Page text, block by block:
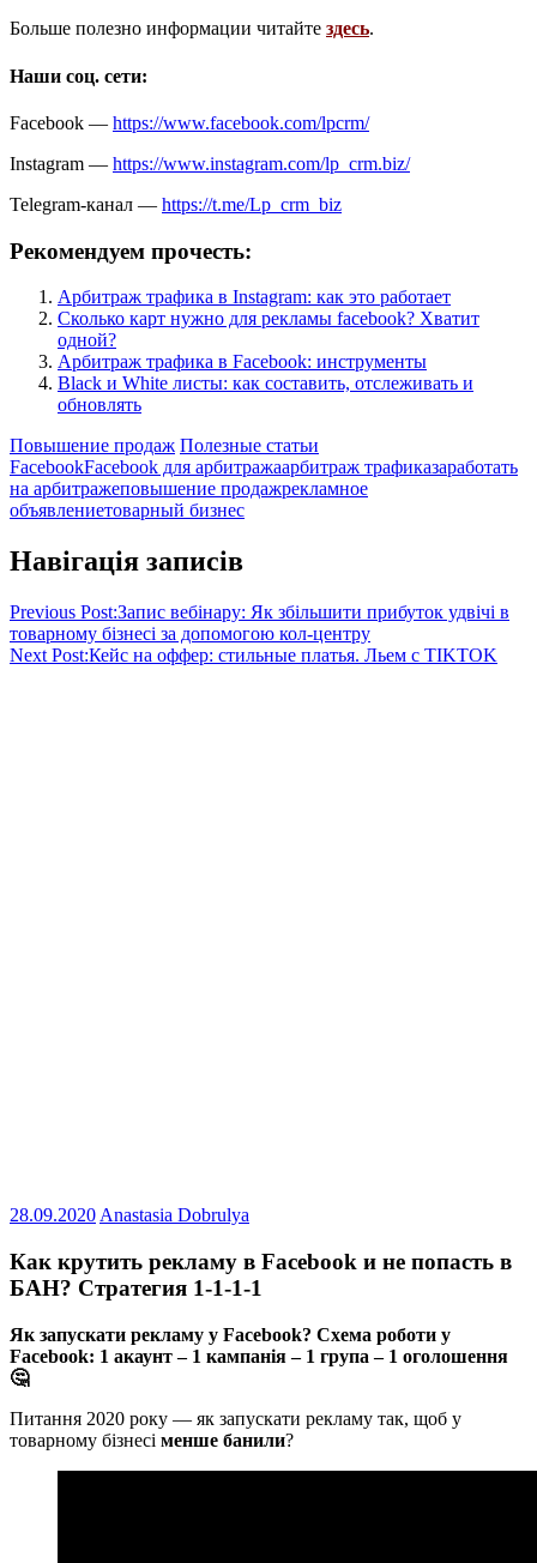
Больше полезно информации читайте здесь.
Наши соц. сети:
Facebook — https://www.facebook.com/lpcrm/
Instagram — https://www.instagram.com/lp_crm.biz/
Telegram-канал — https://t.me/Lp_crm_biz
Рекомендуем прочесть:
Арбитраж трафика в Instagram: как это работает
Сколько карт нужно для рекламы facebook? Хватит
одной?
Арбитраж трафика в Facebook: инструменты
Black и White листы: как составить, отслеживать и
обновлять
Повышение продаж Полезные статьи
FacebookFacebook для арбитражаарбитраж трафиказаработать
на арбитражеповышение продажрекламное
объявлениетоварный бизнес
Навігація записів
Previous Post:Запис вебінару: Як збільшити прибуток удвічі в
товарному бізнесі за допомогою кол-центру
Next Post:Кейс на оффер: стильные платья. Льем с TIKTOK
28.09.2020 Anastasia Dobrulya
Как крутить рекламу в Facebook и не попасть в
БАН? Стратегия 1-1-1-1
Як запускати рекламу у Facebook? Схема роботи у
Facebook: 1 акаунт – 1 кампанія – 1 група – 1 оголошення
🤔
Питання 2020 року — як запускати рекламу так, щоб у
товарному бізнесі менше банили?